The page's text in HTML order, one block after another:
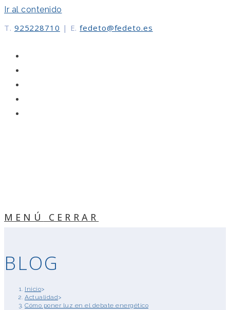
Ir al contenido
T. 925228710 | E. fedeto@fedeto.es
MENÚ CERRAR
BLOG
Inicio>
Actualidad>
Cómo poner luz en el debate energético